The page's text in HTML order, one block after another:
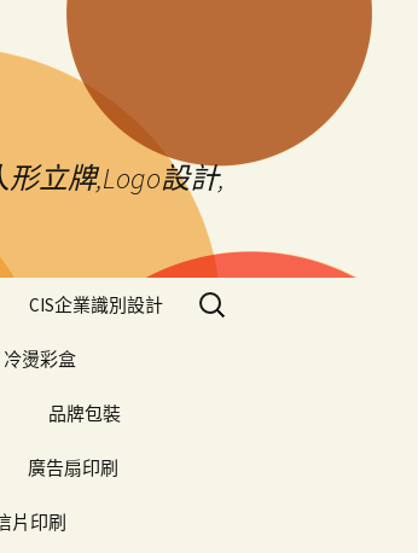
立牌,Logo設計,
CIS企業識別設計
冷燙彩盒
品牌包裝
廣告扇印刷
片印刷
搜
尋